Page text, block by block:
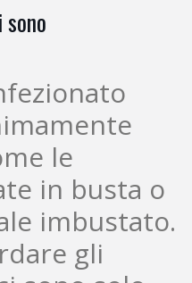
le
in busta o
imbustato.
gli